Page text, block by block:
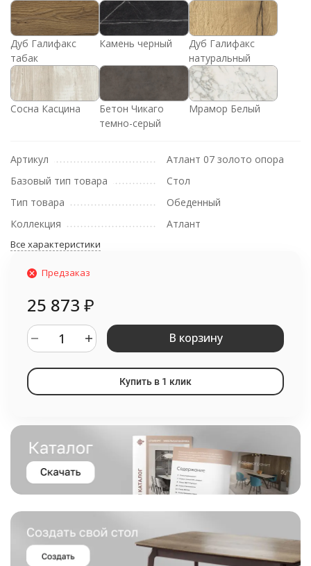
Дуб Галифакс
табак
Камень черный
Дуб Галифакс
натуральный
Сосна Касцина
Бетон Чикаго
темно-серый
Мрамор Белый
Артикул
Атлант 07 золото опора
Базовый тип товара
Стол
Тип товара
Обеденный
Коллекция
Атлант
Все характеристики
Предзаказ
25 873 ₽
В корзину
Купить в 1 клик